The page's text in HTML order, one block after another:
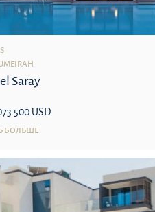
Saray
500 USD
БОЛЬШЕ